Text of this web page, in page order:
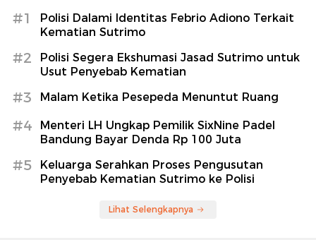
#1
Polisi Dalami Identitas Febrio Adiono Terkait
Kematian Sutrimo
#2
Polisi Segera Ekshumasi Jasad Sutrimo untuk
Usut Penyebab Kematian
#3 Malam Ketika Pesepeda Menuntut Ruang
#4
Menteri LH Ungkap Pemilik SixNine Padel
Bandung Bayar Denda Rp 100 Juta
#5
Keluarga Serahkan Proses Pengusutan
Penyebab Kematian Sutrimo ke Polisi
Lihat Selengkapnya